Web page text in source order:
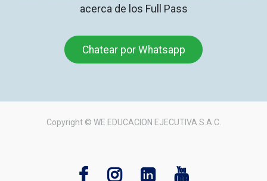
acerca de los Full Pass
Chatear por Whatsapp
Copyright © WE EDUCACION EJECUTIVA S.A.C.